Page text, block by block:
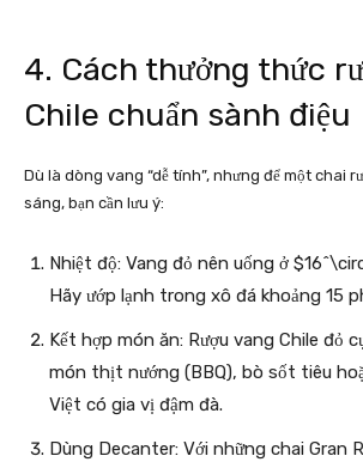
4. Cách thưởng thức
Chile chuẩn sành điệu
Dù là dòng vang “dễ tính”, nhưng để một chai
sáng, bạn cần lưu ý:
Nhiệt độ: Vang đỏ nên uống ở
Hãy ướp lạnh trong xô đá khoảng 15
Kết hợp món ăn: Rượu vang Chile đỏ
món thịt nướng (BBQ), bò sốt tiêu
Việt có gia vị đậm đà.
Dùng Decanter: Với những chai Gran